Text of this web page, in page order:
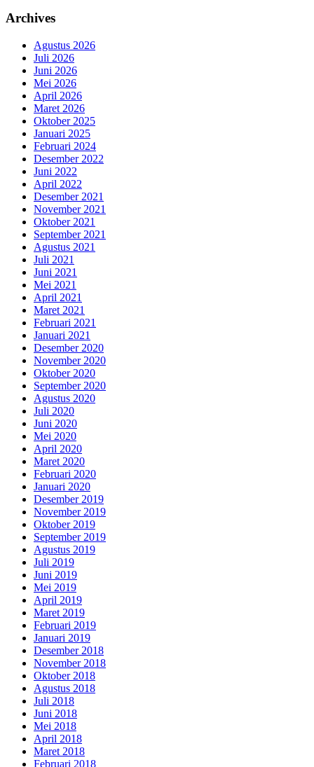
Archives
Agustus 2026
Juli 2026
Juni 2026
Mei 2026
April 2026
Maret 2026
Oktober 2025
Januari 2025
Februari 2024
Desember 2022
Juni 2022
April 2022
Desember 2021
November 2021
Oktober 2021
September 2021
Agustus 2021
Juli 2021
Juni 2021
Mei 2021
April 2021
Maret 2021
Februari 2021
Januari 2021
Desember 2020
November 2020
Oktober 2020
September 2020
Agustus 2020
Juli 2020
Juni 2020
Mei 2020
April 2020
Maret 2020
Februari 2020
Januari 2020
Desember 2019
November 2019
Oktober 2019
September 2019
Agustus 2019
Juli 2019
Juni 2019
Mei 2019
April 2019
Maret 2019
Februari 2019
Januari 2019
Desember 2018
November 2018
Oktober 2018
Agustus 2018
Juli 2018
Juni 2018
Mei 2018
April 2018
Maret 2018
Februari 2018